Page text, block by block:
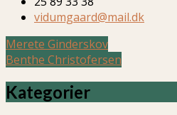
vidumgaard@mail.dk
Merete Ginderskov
Benthe Christofersen
Kategorier